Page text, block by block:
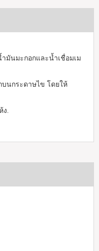
มันมะกอกและน้ำเชื่อมเม
บนกระดาษไข โดยให้
ง.